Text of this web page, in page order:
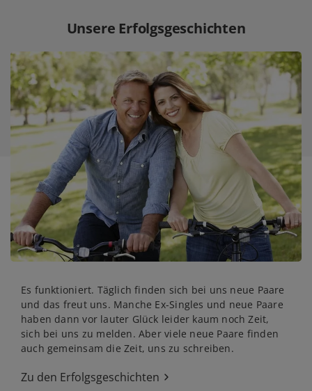
Unsere Erfolgsgeschichten
Es funktioniert. Täglich finden sich bei uns neue Paare
und das freut uns. Manche Ex-Singles und neue Paare
haben dann vor lauter Glück leider kaum noch Zeit,
sich bei uns zu melden. Aber viele neue Paare finden
auch gemeinsam die Zeit, uns zu schreiben.
Zu den Erfolgsgeschichten